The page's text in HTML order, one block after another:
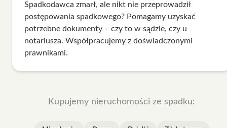
Spadkodawca zmarł, ale nikt nie przeprowadził
postępowania spadkowego? Pomagamy uzyskać
potrzebne dokumenty – czy to w sądzie, czy u
notariusza. Współpracujemy z doświadczonymi
prawnikami.
Kupujemy nieruchomości ze spadku: